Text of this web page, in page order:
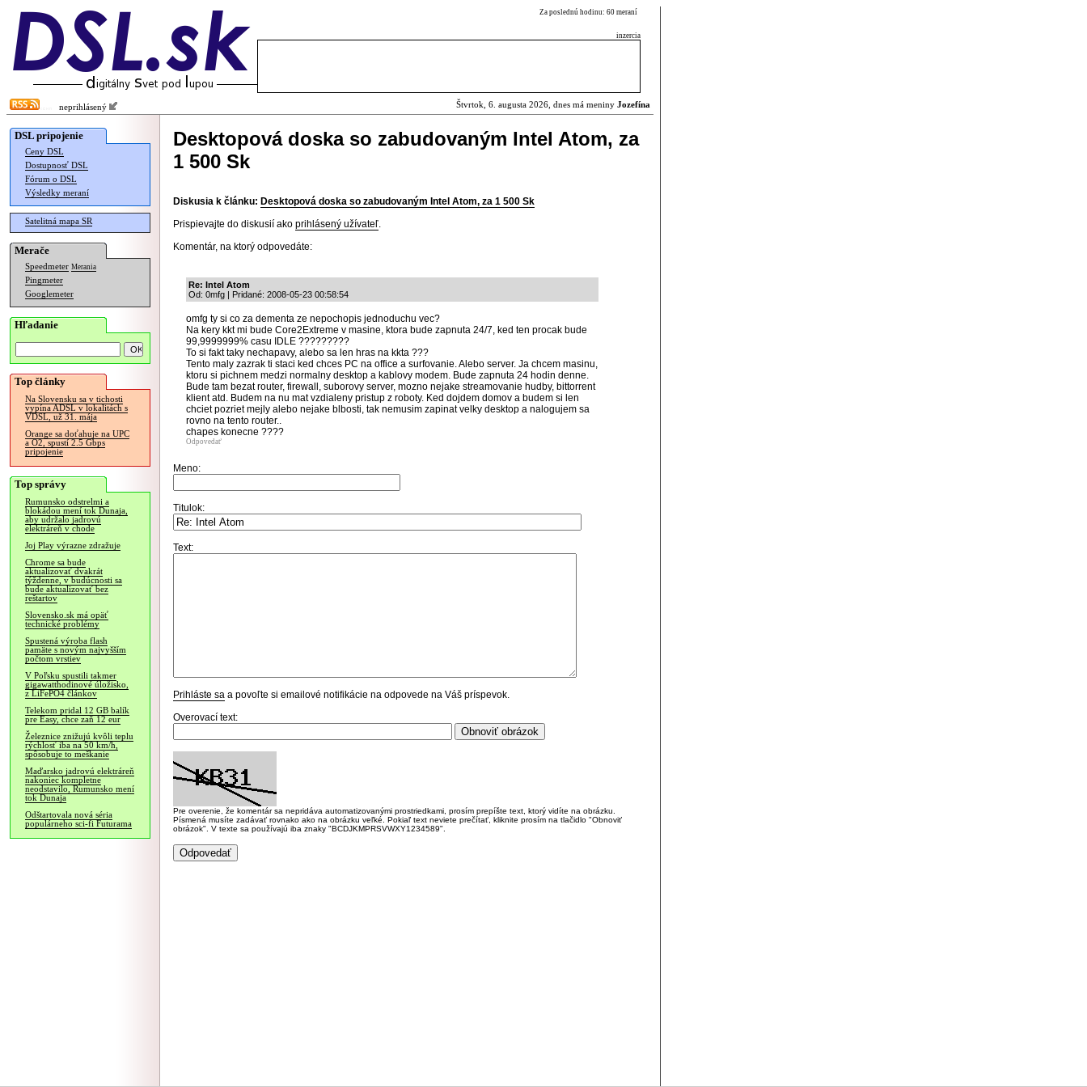
Za poslednú hodinu: 60 meraní
inzercia
neprihlásený Štvrtok, 6. augusta 2026, dnes má meniny Jozefína
DSL pripojenie
Ceny DSL
Dostupnosť DSL
Fórum o DSL
Výsledky meraní
Satelitná mapa SR
Merače
Speedmeter Merania
Pingmeter
Googlemeter
Hľadanie
Top články
Na Slovensku sa v tichosti
vypína ADSL v lokalitách s
VDSL, už 31. mája
Orange sa doťahuje na UPC
a O2, spustí 2.5 Gbps
pripojenie
Top správy
Rumunsko odstrelmi a
blokádou mení tok Dunaja,
aby udržalo jadrovú
elektráreň v chode
Joj Play výrazne zdražuje
Chrome sa bude
aktualizovať dvakrát
týždenne, v budúcnosti sa
bude aktualizovať bez
reštartov
Slovensko.sk má opäť
technické problémy
Spustená výroba flash
pamäte s novým najvyšším
počtom vrstiev
V Poľsku spustili takmer
gigawatthodinové úložisko,
z LiFePO4 článkov
Telekom pridal 12 GB balík
pre Easy, chce zaň 12 eur
Železnice znižujú kvôli teplu
rýchlosť iba na 50 km/h,
spôsobuje to meškanie
Maďarsko jadrovú elektráreň
nakoniec kompletne
neodstavilo, Rumunsko mení
tok Dunaja
Odštartovala nová séria
populárneho sci-fi Futurama
Desktopová doska so zabudovaným Intel Atom, za
1 500 Sk
Diskusia k článku: Desktopová doska so zabudovaným Intel Atom, za 1 500 Sk
Prispievajte do diskusií ako prihlásený užívateľ.
Komentár, na ktorý odpovedáte:
Re: Intel Atom
Od: 0mfg | Pridané: 2008-05-23 00:58:54
omfg ty si co za dementa ze nepochopis jednoduchu vec?
Na kery kkt mi bude Core2Extreme v masine, ktora bude zapnuta 24/7, ked ten procak bude
99,9999999% casu IDLE ?????????
To si fakt taky nechapavy, alebo sa len hras na kkta ???
Tento maly zazrak ti staci ked chces PC na office a surfovanie. Alebo server. Ja chcem masinu,
ktoru si pichnem medzi normalny desktop a kablovy modem. Bude zapnuta 24 hodin denne.
Bude tam bezat router, firewall, suborovy server, mozno nejake streamovanie hudby, bittorrent
klient atd. Budem na nu mat vzdialeny pristup z roboty. Ked dojdem domov a budem si len
chciet pozriet mejly alebo nejake blbosti, tak nemusim zapinat velky desktop a nalogujem sa
rovno na tento router..
chapes konecne ????
Odpovedať
Meno:
Titulok:
Text:
Prihláste sa a povoľte si emailové notifikácie na odpovede na Váš príspevok.
Overovací text:
Pre overenie, že komentár sa nepridáva automatizovanými prostriedkami, prosím prepíšte text, ktorý vidíte na obrázku.
Písmená musíte zadávať rovnako ako na obrázku veľké. Pokiaľ text neviete prečítať, kliknite prosím na tlačidlo "Obnoviť
obrázok". V texte sa používajú iba znaky "BCDJKMPRSVWXY1234589".